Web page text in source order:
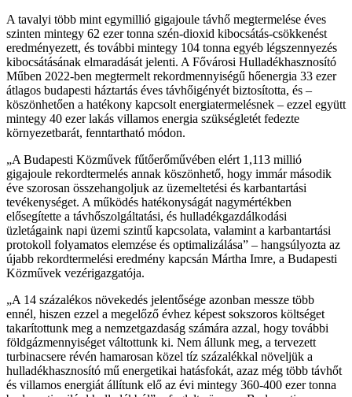
A tavalyi több mint egymillió gigajoule távhő megtermelése éves
szinten mintegy 62 ezer tonna szén-dioxid kibocsátás-csökkenést
eredményezett, és további mintegy 104 tonna egyéb légszennyezés
kibocsátásának elmaradását jelenti. A Fővárosi Hulladékhasznosító
Műben 2022-ben megtermelt rekordmennyiségű hőenergia 33 ezer
átlagos budapesti háztartás éves távhőigényét biztosította, és –
köszönhetően a hatékony kapcsolt energiatermelésnek – ezzel együtt
mintegy 40 ezer lakás villamos energia szükségletét fedezte
környezetbarát, fenntartható módon.
A Budapesti Közművek fűtőerőművében elért 1,113 millió
gigajoule rekordtermelés annak köszönhető, hogy immár második
éve szorosan összehangoljuk az üzemeltetési és karbantartási
tevékenységet. A működés hatékonyságát nagymértékben
elősegítette a távhőszolgáltatási, és hulladékgazdálkodási
üzletágaink napi üzemi szintű kapcsolata, valamint a karbantartási
protokoll folyamatos elemzése és optimalizálása
– hangsúlyozta az
újabb rekordtermelési eredmény kapcsán Mártha Imre, a Budapesti
Közművek vezérigazgatója.
A 14 százalékos növekedés jelentősége azonban messze több
ennél, hiszen ezzel a megelőző évhez képest sokszoros költséget
takarítottunk meg a nemzetgazdaság számára azzal, hogy további
földgázmennyiséget váltottunk ki. Nem állunk meg, a tervezett
turbinacsere révén hamarosan közel tíz százalékkal növeljük a
hulladékhasznosító mű energetikai hatásfokát, azaz még több távhőt
és villamos energiát állítunk elő az évi mintegy 360-400 ezer tonna